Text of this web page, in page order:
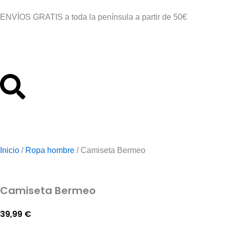
alENVÍOS GRATIS a toda la península a partir de 50€
Inicio / Ropa hombre / Camiseta Bermeo
Camiseta Bermeo
39,99 €